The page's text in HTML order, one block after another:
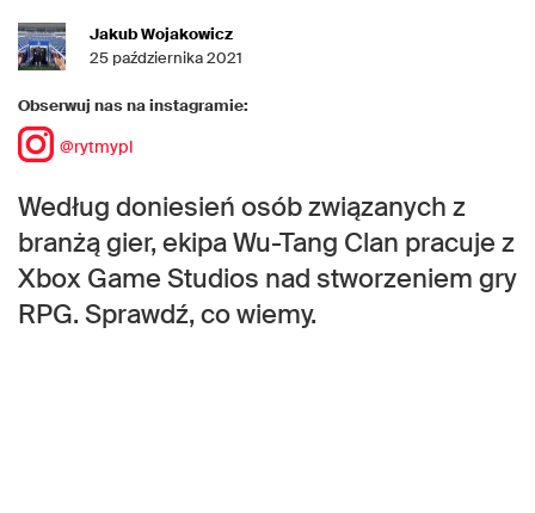
Jakub Wojakowicz
25 października 2021
Obserwuj nas na instagramie:
@rytmypl
Według doniesień osób związanych z
branżą gier, ekipa Wu-Tang Clan pracuje z
Xbox Game Studios nad stworzeniem gry
RPG. Sprawdź, co wiemy.